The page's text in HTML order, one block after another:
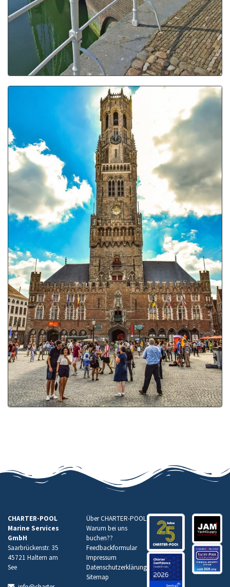
CHARTER-POOL
Marine Services
GmbH
Saarbrückenstr. 35
45721 Haltern am
See
Über CHARTER-POOL
Warum bei uns
buchen??
Feedbackformular
Impressum
Datenschutzerklärung
Sitemap